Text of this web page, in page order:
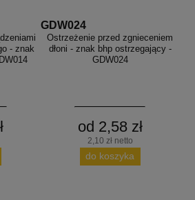
- znak
GDW024
Ostrzeżenie przed zgnieceniem
dłoni - znak bhp ostrzegający -
GDW024
od 2,58 zł
2,10 zł netto
do koszyka